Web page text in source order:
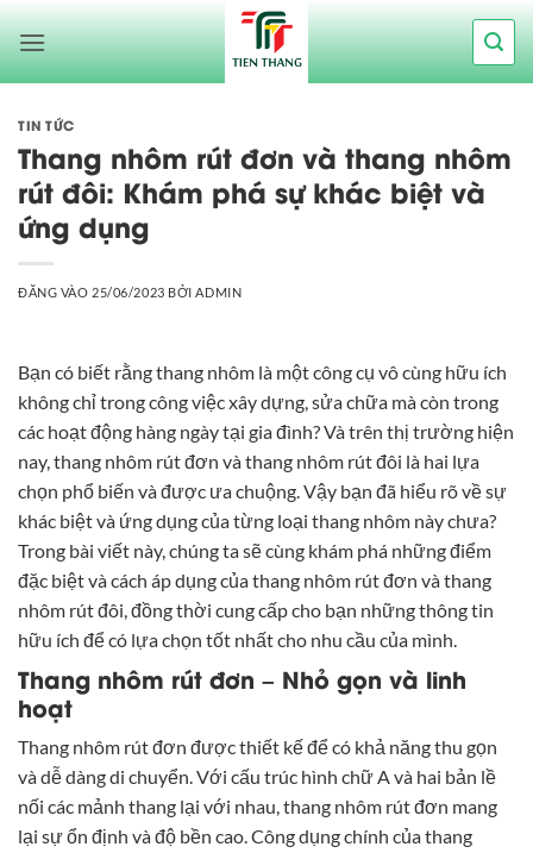
Bỏ
qua
nội
TIN TỨC
Thang nhôm rút đơn và thang nhôm
rút đôi: Khám phá sự khác biệt và
ứng dụng
ĐĂNG VÀO 25/06/2023 BỞI ADMIN
Bạn có biết rằng thang nhôm là một công cụ vô cùng hữu ích
không chỉ trong công việc xây dựng, sửa chữa mà còn trong
các hoạt động hàng ngày tại gia đình? Và trên thị trường hiện
nay, thang nhôm rút đơn và thang nhôm rút đôi là hai lựa
chọn phổ biến và được ưa chuộng. Vậy bạn đã hiểu rõ về sự
khác biệt và ứng dụng của từng loại thang nhôm này chưa?
Trong bài viết này, chúng ta sẽ cùng khám phá những điểm
đặc biệt và cách áp dụng của thang nhôm rút đơn và thang
nhôm rút đôi, đồng thời cung cấp cho bạn những thông tin
hữu ích để có lựa chọn tốt nhất cho nhu cầu của mình.
Thang nhôm rút đơn – Nhỏ gọn và linh
hoạt
Thang nhôm rút đơn được thiết kế để có khả năng thu gọn
và dễ dàng di chuyển. Với cấu trúc hình chữ A và hai bản lề
nối các mảnh thang lại với nhau, thang nhôm rút đơn mang
lại sự ổn định và độ bền cao. Công dụng chính của thang